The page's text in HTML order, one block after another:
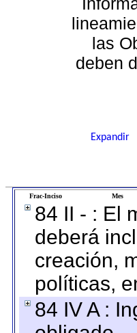
las
deben
Expandir
Frac-Inciso Mes
84 II - : El
deberá
creación,
políticas,
84 IV A :